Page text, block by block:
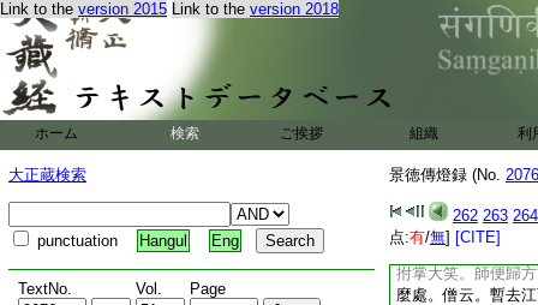
Link to the version 2015 Link to the version 2018
ホーム 検索 ご挨拶 組織 利
大正蔵検索
punctuation Hangul Eng
TextNo. Vol. Page
景徳傳燈録 (No.
262 263 264
点:有/無] [CITE]
諸律學。後參百丈
結茅于山頂。一日
師云。蒼天蒼天。
中主。師云。會即
話。只能識病。時
歸方丈
是病。毎日行住不可
若言不是病出來。又
體。師云。般若以
日見趙州掃地。問
拊掌大笑。師便歸
麼處。僧云。暫去